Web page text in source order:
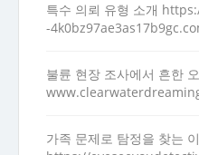
특수 의뢰 유형 소개
-
불륜 현장 조사에서 흔한
가족 문제로 탐정을 찾는